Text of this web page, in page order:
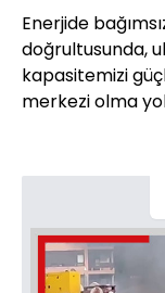
Enerjide
doğrultusunda,
kapasitemizi
merkezi olma